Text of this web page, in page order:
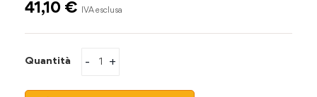
41,10 €
Quantità +
-